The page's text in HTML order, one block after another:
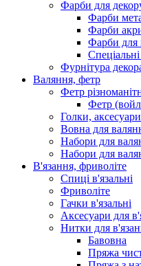
Фарби для
Фарби
Фарби
Фарби для
Фурнітура
Валяння, фетр
Фетр
Фетр
Голки,
Вовна для
Набори для
Набори для
В'язання, фриволіте
Спиці в'язальні
Фриволіте
Гачки в'язальні
Аксесуари для
Нитки для
Бавовна
Пряжа